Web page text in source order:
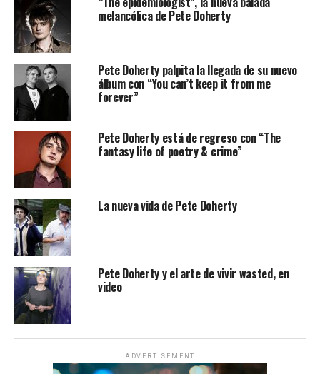
melancólica de Pete Doherty
Pete Doherty palpita la llegada de su nuevo
álbum con “You can’t keep it from me
forever”
Pete Doherty está de regreso con “The
fantasy life of poetry & crime”
La nueva vida de Pete Doherty
Pete Doherty y el arte de vivir wasted, en
video
ADVERTISEMENT